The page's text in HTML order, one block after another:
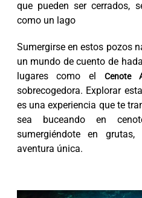
que pueden ser cerrados,
como un lago
Sumergirse en estos pozos
un mundo de cuento de
lugares como elCenote
sobrecogedora. Explorar
es una experiencia que te
sea buceando en
sumergiéndote en
aventura única.